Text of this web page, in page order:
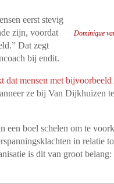
Dominique
eerst stevig
zijn, voordat
Dat zegt
bij endit.
dat mensen met
ze bij Van Dijkhuizen
een boel schelen om te
in relatie
is dit van groot